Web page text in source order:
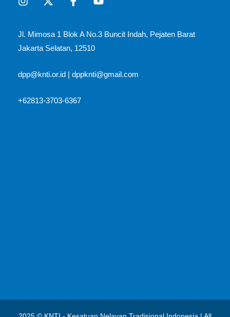
Jl. Mimosa 1 Blok A No.3 Buncit Indah, Pejaten Barat
Jakarta Selatan, 12510​
dpp@knti.or.id dppknti@gmail.com
+62813-3703-6367